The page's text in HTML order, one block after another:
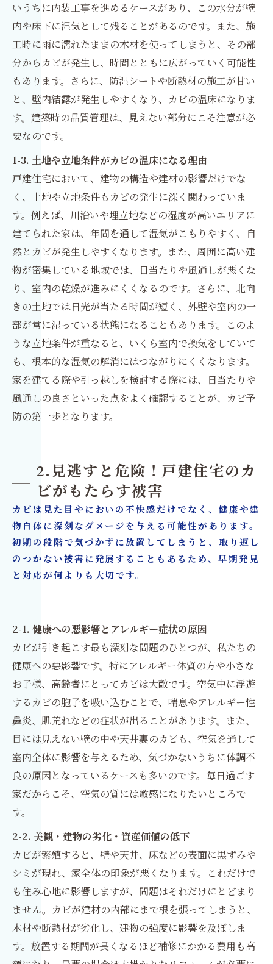
いうちに内装工事を進めるケースがあり、この水分が壁
内や床下に湿気として残ることがあるのです。また、施
工時に雨に濡れたままの木材を使ってしまうと、その部
分からカビが発生し、時間とともに広がっていく可能性
もあります。さらに、防湿シートや断熱材の施工が甘い
と、壁内結露が発生しやすくなり、カビの温床になりま
す。建築時の品質管理は、見えない部分にこそ注意が必
要なのです。
1-3. 土地や立地条件がカビの温床になる理由
戸建住宅において、建物の構造や建材の影響だけでな
く、土地や立地条件もカビの発生に深く関わっていま
す。例えば、川沿いや埋立地などの湿度が高いエリアに
建てられた家は、年間を通して湿気がこもりやすく、自
然とカビが発生しやすくなります。また、周囲に高い建
物が密集している地域では、日当たりや風通しが悪くな
り、室内の乾燥が進みにくくなるのです。さらに、北向
きの土地では日光が当たる時間が短く、外壁や室内の一
部が常に湿っている状態になることもあります。このよ
うな立地条件が重なると、いくら室内で換気をしていて
も、根本的な湿気の解消にはつながりにくくなります。
家を建てる際や引っ越しを検討する際には、日当たりや
風通しの良さといった点をよく確認することが、カビ予
防の第一歩となります。
2.見逃すと危険！戸建住宅のカ
ビがもたらす被害
カビは見た目やにおいの不快感だけでなく、健康や建
物自体に深刻なダメージを与える可能性があります。
初期の段階で気づかずに放置してしまうと、取り返し
のつかない被害に発展することもあるため、早期発見
と対応が何よりも大切です。
2-1. 健康への悪影響とアレルギー症状の原因
カビが引き起こす最も深刻な問題のひとつが、私たちの
健康への悪影響です。特にアレルギー体質の方や小さな
お子様、高齢者にとってカビは大敵です。空気中に浮遊
するカビの胞子を吸い込むことで、喘息やアレルギー性
鼻炎、肌荒れなどの症状が出ることがあります。また、
目には見えない壁の中や天井裏のカビも、空気を通して
室内全体に影響を与えるため、気づかないうちに体調不
良の原因となっているケースも多いのです。毎日過ごす
家だからこそ、空気の質には敏感になりたいところで
す。
2-2. 美観・建物の劣化・資産価値の低下
カビが繁殖すると、壁や天井、床などの表面に黒ずみや
シミが現れ、家全体の印象が悪くなります。これだけで
も住み心地に影響しますが、問題はそれだけにとどまり
ません。カビが建材の内部にまで根を張ってしまうと、
木材や断熱材が劣化し、建物の強度に影響を及ぼしま
す。放置する期間が長くなるほど補修にかかる費用も高